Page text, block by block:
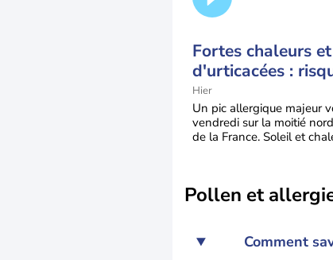
Fortes chaleurs
d'urticacées :
allergique
moitié nord ce
Hier
Un pic allergique majeur
vendredi sur la moitié
de la France. Soleil et
Pollen et
Comment